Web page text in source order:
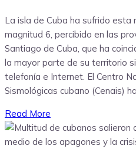
La isla de Cuba ha sufrido
magnitud 6, percibido en las
Santiago de Cuba, que ha
la mayor parte de su territorio
telefonía e Internet. El Centro
Sismológicas cubano (Cenais)
Read More